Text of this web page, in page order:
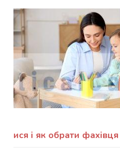
ися і як обрати фахівця